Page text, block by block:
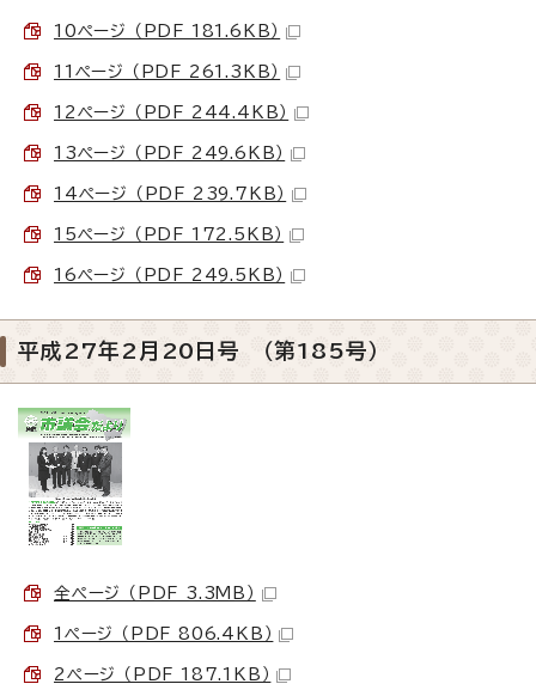
10ページ （PDF 181.6KB）
11ページ （PDF 261.3KB）
12ページ （PDF 244.4KB）
13ページ （PDF 249.6KB）
14ページ （PDF 239.7KB）
15ページ （PDF 172.5KB）
16ページ （PDF 249.5KB）
平成27年2月20日号 （第185号）
全ページ （PDF 3.3MB）
1ページ （PDF 806.4KB）
2ページ （PDF 187.1KB）